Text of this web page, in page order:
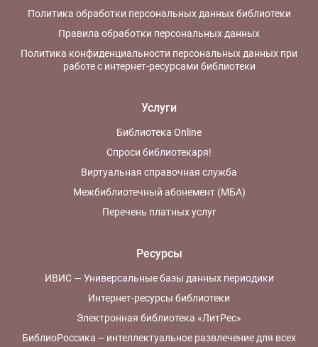
Политика обработки персональных данных библиотеки
Правила обработки персональных данных
Политика конфиденциальности персональных данных при
работе с интернет-ресурсами библиотеки
Услуги
Библиотека Online
Спроси библиотекаря!
Виртуальная справочная служба
Межбиблиотечный абонемент (МБА)
Перечень платных услуг
Ресурсы
ИВИС — Универсальные базы данных периодики
Интернет-ресурсы библиотеки
Электронная библиотека «ЛитРес»
БиблиоРоссика – интеллектуальное развлечение для всех